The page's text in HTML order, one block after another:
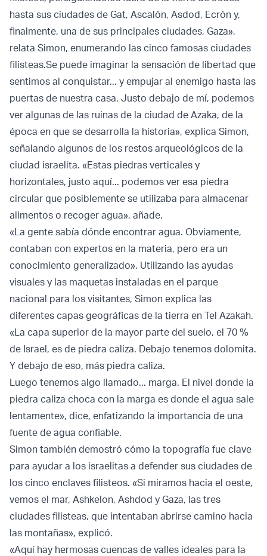
hasta sus ciudades de Gat, Ascalón, Asdod, Ecrón y,
finalmente, una de sus principales ciudades, Gaza»,
relata Simon, enumerando las cinco famosas ciudades
filisteas.Se puede imaginar la sensación de libertad que
sentimos al conquistar... y empujar al enemigo hasta las
puertas de nuestra casa. Justo debajo de mí, podemos
ver algunas de las ruinas de la ciudad de Azaka, de la
época en que se desarrolla la historia», explica Simon,
señalando algunos de los restos arqueológicos de la
ciudad israelita. «Estas piedras verticales y
horizontales, justo aquí... podemos ver esa piedra
circular que posiblemente se utilizaba para almacenar
alimentos o recoger agua», añade.
«La gente sabía dónde encontrar agua. Obviamente,
contaban con expertos en la materia, pero era un
conocimiento generalizado». Utilizando las ayudas
visuales y las maquetas instaladas en el parque
nacional para los visitantes, Simon explica las
diferentes capas geográficas de la tierra en Tel Azakah.
«La capa superior de la mayor parte del suelo, el 70 %
de Israel, es de piedra caliza. Debajo tenemos dolomita.
Y debajo de eso, más piedra caliza.
Luego tenemos algo llamado... marga. El nivel donde la
piedra caliza choca con la marga es donde el agua sale
lentamente», dice, enfatizando la importancia de una
fuente de agua confiable.
Simon también demostró cómo la topografía fue clave
para ayudar a los israelitas a defender sus ciudades de
los cinco enclaves filisteos. «Si miramos hacia el oeste,
vemos el mar, Ashkelon, Ashdod y Gaza, las tres
ciudades filisteas, que intentaban abrirse camino hacia
las montañas», explicó.
«Aquí hay hermosas cuencas de valles ideales para la